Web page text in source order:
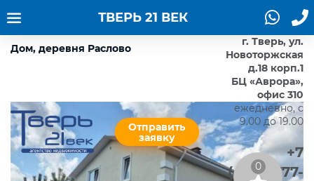
Отправить
заявку
г. Тверь, ул.
Новоторжская
д.18 корп.1
БЦ «Аврора»,
офис 310
ежедневно, с
9.00 до 19.00
+7
(4822)777-
ТВЕРЬ 21 ВЕК
Дом, деревня Раслово
0